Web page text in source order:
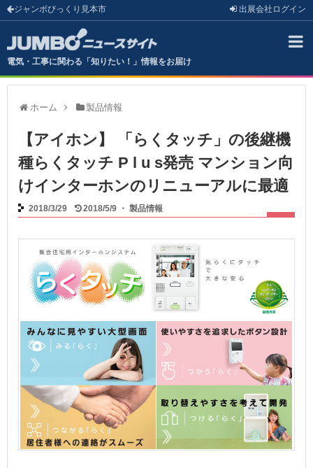
ジャンボびっくり見本市 出展会社 ログイン
電気・工事に関わる「知りたい！」情報をお届け
ホーム 製品情報
【アイホン】 「らくタッチ」の後継機
種らくタッチ P l u s発売 マンション向
けインターホンのリニューアルに最適
2018/3/29 2018/5/9 ・製品情報